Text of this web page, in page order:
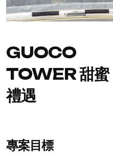
GUOCO
TOWER 甜蜜
禮遇
專案目標